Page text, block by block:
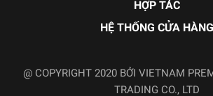
HỢP TÁC
HỆ THỐNG CỬA HÀNG
@ COPYRIGHT 2020 BỞI VIETNAM
TRADING CO., LTD